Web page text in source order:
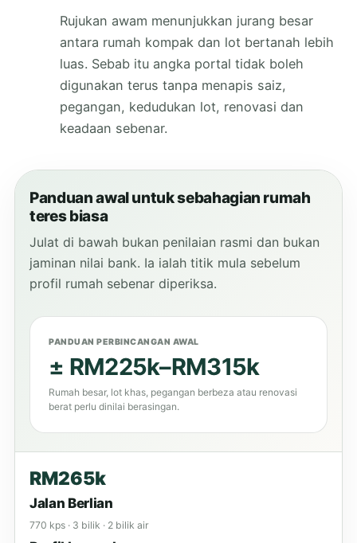
Rujukan awam menunjukkan jurang besar
antara rumah kompak dan lot bertanah lebih
luas. Sebab itu angka portal tidak boleh
digunakan terus tanpa menapis saiz,
pegangan, kedudukan lot, renovasi dan
keadaan sebenar.
Panduan awal untuk sebahagian rumah
teres biasa
Julat di bawah bukan penilaian rasmi dan bukan
jaminan nilai bank. Ia ialah titik mula sebelum
profil rumah sebenar diperiksa.
PANDUAN PERBINCANGAN AWAL
± RM225k–RM315k
Rumah besar, lot khas, pegangan berbeza atau renovasi
berat perlu dinilai berasingan.
RM265k
Jalan Berlian
770 kps · 3 bilik · 2 bilik air